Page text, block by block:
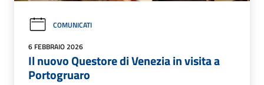
COMUNICATI
6 FEBBRAIO 2026
Il nuovo Questore di Venezia in visita a
Portogruaro